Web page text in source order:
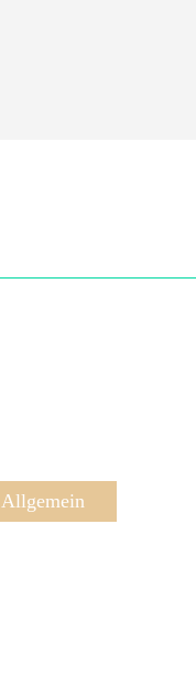
Allgemein